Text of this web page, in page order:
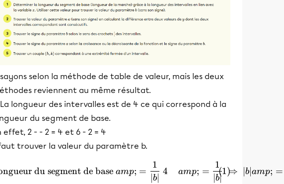
selon la méthode de table de valeur, mais les deux
reviennent au même résultat.
La longueur des intervalles est de 4 ce qui correspond à la
du segment de base.
effet, 2 - - 2 = 4 et 6 - 2 = 4
trouver la valeur du paramètre b.
\begin{align} \text{Longueur du
du segment de base amp; =
∣b
1
4 amp; =
∣b∣
1
⇒ ∣b ∣amp; =